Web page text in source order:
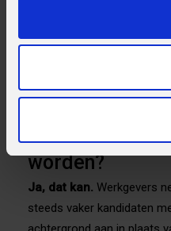
Veelgestelde
Kun je echt
cybersecurity-
worden?
Ja, dat kan. Werkgevers
steeds vaker kandidaten